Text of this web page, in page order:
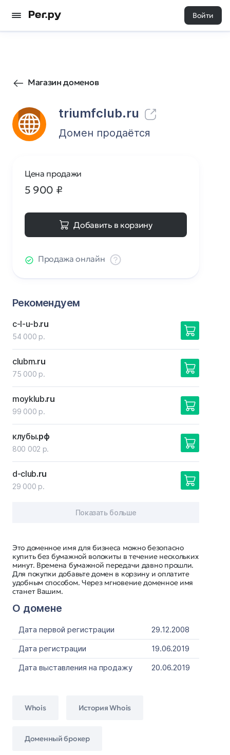
Войти
Магазин доменов
triumfclub.ru
37 0
Домен продаётся
Это доменное имя для бизнеса можно безопасно
купить без бумажной волокиты в течение нескольких
минут. Времена бумажной передачи давно прошли.
Для покупки добавьте домен в корзину и оплатите
удобным способом. Через мгновение доменное имя
станет Вашим.
О домене
Дата первой регистрации
29.12.2008
Дата регистрации
19.06.2019
Дата выставления на продажу
20.06.2019
Whois История Whois
Доменный брокер
Цена продажи
5 900 ₽
Добавить в корзину
Продажа онлайн
Рекомендуем
c-l-u-b.ru
54 000 р.
clubm.ru
75 000 р.
moyklub.ru
99 000 р.
клубы.рф
800 002 р.
d-club.ru
29 000 р.
Показать больше